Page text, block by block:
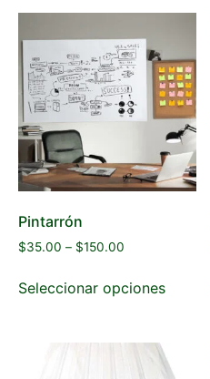
Pintarrón
$35.00 – $150.00
Seleccionar opciones